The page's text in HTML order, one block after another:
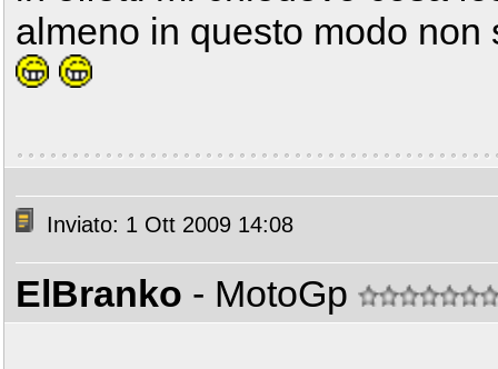
almeno in questo modo
Inviato: 1 Ott 2009 14:08
ElBranko - MotoGp